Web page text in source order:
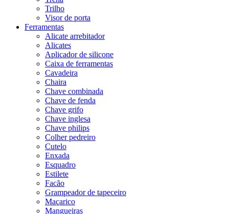
Trilho
Visor de porta
Ferramentas
Alicate arrebitador
Alicates
Aplicador de silicone
Caixa de ferramentas
Cavadeira
Chaira
Chave combinada
Chave de fenda
Chave grifo
Chave inglesa
Chave philips
Colher pedreiro
Cutelo
Enxada
Esquadro
Estilete
Facão
Grampeador de tapeceiro
Maçarico
Mangueiras